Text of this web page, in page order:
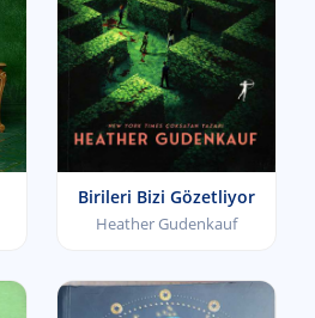
Birileri Bizi Gözetliyor
Heather Gudenkauf